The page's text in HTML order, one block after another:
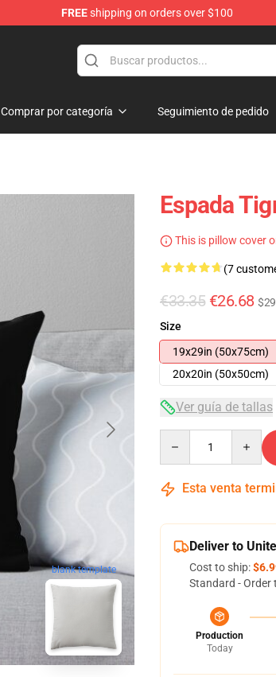
FREEshipping on orders over $100
Comprar por categoría Seguimiento de pedido
blank template
Espada
This is pillow cover
(7
€33.35 €26.68
Size
19x29in (50x75cm)
20x20in (50x50cm)
Ver guía de tallas
Esta venta
Deliver to
Cost to ship:
Standard - Order
Production
Today